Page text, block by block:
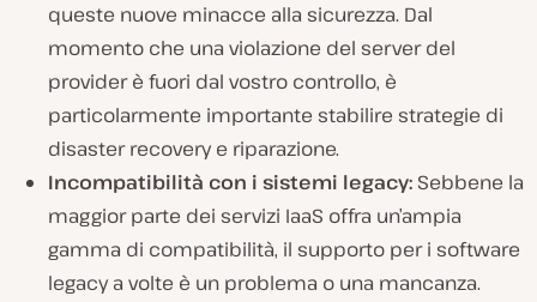
queste nuove minacce alla sicurezza. Dal
momento che una violazione del server del
provider è fuori dal vostro controllo, è
particolarmente importante stabilire strategie di
disaster recovery e riparazione.
Incompatibilità con i sistemi legacy: Sebbene la
maggior parte dei servizi IaaS offra un’ampia
gamma di compatibilità, il supporto per i software
legacy a volte è un problema o una mancanza.